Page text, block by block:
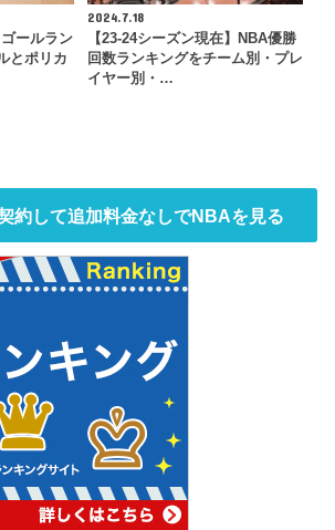
ールラン
とポリカ
2024.7.18
【23-24シーズン現在】NBA優勝
回数ランキングをチーム別・プレ
イヤー別・…
約して追加料金なしでNBAを見る